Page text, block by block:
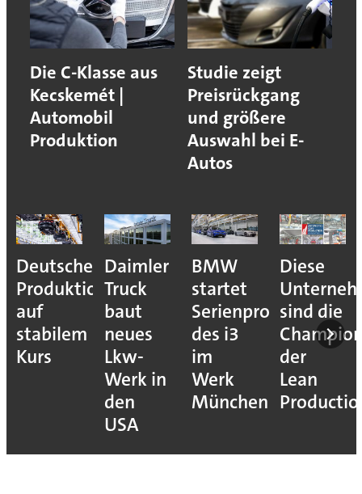
Die C-Klasse aus
Kecskemét |
Automobil
Produktion
Studie zeigt
Preisrückgang
und größere
Auswahl bei E-
Autos
Deutsche
Produktion
auf
stabilem
Kurs
Daimler
Truck
baut
neues
Lkw-
Werk in
den
USA
BMW
startet
Serienproduktion
des i3
im
Werk
München
Diese
sind die
der
Lean